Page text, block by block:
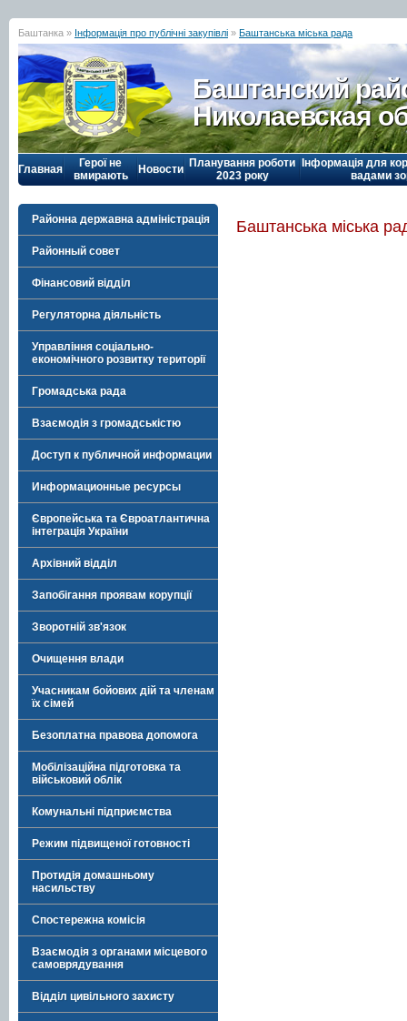
Баштанка » Інформація про публічні закупівлі » Баштанська міська рада
Баштанский
Николаевская
Главная
Герої не
вмирають
Новости Планування роботи
2023 року
Інформація для
вадами
Районна державна адміністрація
Районный совет
Фінансовий відділ
Регуляторна діяльність
Управління соціально-
економічного розвитку території
Громадська рада
Взаємодія з громадськістю
Доступ к публичной информации
Информационные ресурсы
Європейська та Євроатлантична
інтеграція України
Архівний відділ
Запобігання проявам корупції
Зворотній зв'язок
Очищення влади
Учасникам бойових дій та членам
їх сімей
Безоплатна правова допомога
Мобілізаційна підготовка та
військовий облік
Комунальні підприємства
Режим підвищеної готовності
Протидія домашньому
насильству
Спостережна комісія
Взаємодія з органами місцевого
самоврядування
Відділ цивільного захисту
Баштанська міська